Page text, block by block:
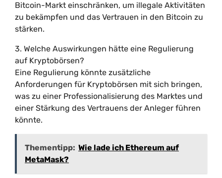
Bitcoin-Markt einschränken, um illegale Aktivitäten
zu bekämpfen und das Vertrauen in den Bitcoin zu
stärken.
3. Welche Auswirkungen hätte eine Regulierung
auf Kryptobörsen?
Eine Regulierung könnte zusätzliche
Anforderungen für Kryptobörsen mit sich bringen,
was zu einer Professionalisierung des Marktes und
einer Stärkung des Vertrauens der Anleger führen
könnte.
Thementipp: Wie lade ich Ethereum auf
MetaMask?